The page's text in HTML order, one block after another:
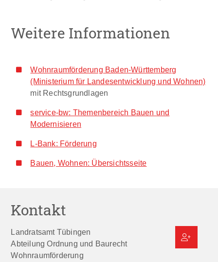
Weitere Informationen
Wohnraumförderung Baden-Württemberg
(Ministerium für Landesentwicklung und Wohnen)
mit Rechtsgrundlagen
service-bw: Themenbereich Bauen und
Modernisieren
L-Bank: Förderung
Bauen, Wohnen: Übersichtsseite
Kontakt
Landratsamt Tübingen
Abteilung Ordnung und Baurecht
Wohnraumförderung